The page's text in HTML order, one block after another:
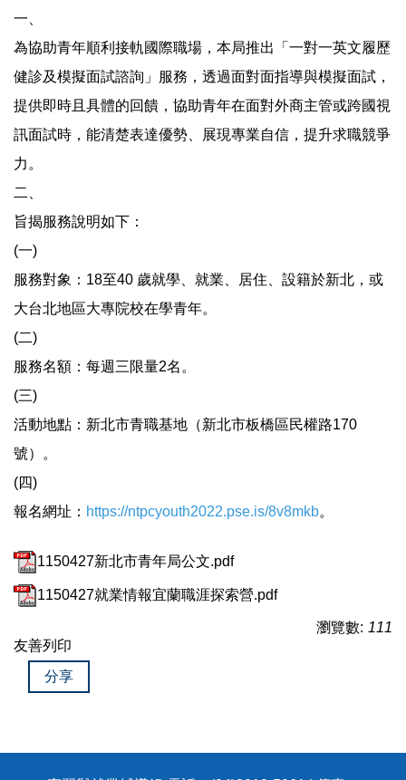
一、
為協助青年順利接軌國際職場，本局推出「一對一英文履歷
健診及模擬面試諮詢」服務，透過面對面指導與模擬面試，
提供即時且具體的回饋，協助青年在面對外商主管或跨國視
訊面試時，能清楚表達優勢、展現專業自信，提升求職競爭
力。
二、
旨揭服務說明如下：
(一)
服務對象：18至40 歲就學、就業、居住、設籍於新北，或
大台北地區大專院校在學青年。
(二)
服務名額：每週三限量2名。
(三)
活動地點：新北市青職基地（新北市板橋區民權路170
號）。
(四)
報名網址： https://ntpcyouth2022.pse.is/8v8mkb。
1150427新北市青年局公文.pdf
1150427就業情報宜蘭職涯探索營.pdf
瀏覽數: 111
友善列印
分享